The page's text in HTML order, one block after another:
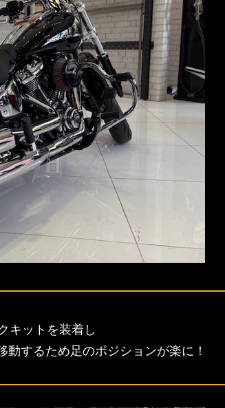
キットを装着し
するため足のポジションが楽に！